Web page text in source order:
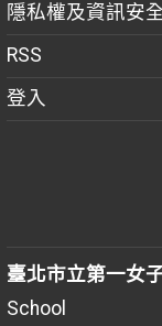
隱私權及資訊安
RSS
登入
臺北市立第一女
School